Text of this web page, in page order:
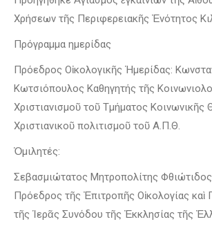
Χρήσεων τῆς Περιφερειακῆς Ἐνότητος
Πρόγραμμα ημερίδας
Πρόεδρος Οἰκολογικῆς Ἡμερίδας:
Κωτσιόπουλος Καθηγητής τῆς
Χριστιανισμοῦ τοῦ Τμήματος Κοινωνικῆς
Χριστιανικοῦ πολιτισμοῦ τοῦ Α.Π.Θ.
Ὁμιλητές:
Σεβασμιώτατος Μητροπολίτης
Πρόεδρος τῆς Ἐπιτροπῆς Οἰκολογίας καὶ
τῆς Ἱερᾶς Συνόδου τῆς Ἐκκλησίας τῆς